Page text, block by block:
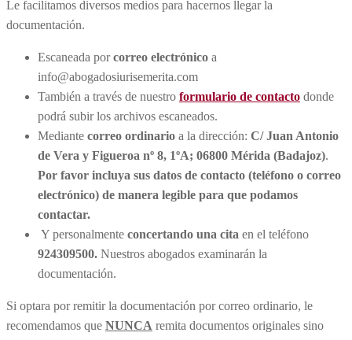
Le facilitamos diversos medios para hacernos llegar la
documentación.
Escaneada porcorreo electrónico a
info@abogadosiurisemerita.com
También a través de nuestro formulario de contacto donde
podrá subir los archivos escaneados.
Mediante correo ordinario a la dirección: C/ Juan Antonio
de Vera y Figueroa nº 8, 1ºA; 06800 Mérida (Badajoz).
Por favor incluya sus datos de contacto (teléfono o correo
electrónico) de manera legible para que podamos
contactar.
Y personalmente concertando una cita en el teléfono
924309500. Nuestros abogados examinarán la
documentación.
Si optara por remitir la documentación por correo ordinario, le
recomendamos que NUNCA remita documentos originales sino